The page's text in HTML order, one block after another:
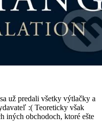
už predali všetky výtlačky a
:( Teoreticky však
iných obchodoch, ktoré ešte